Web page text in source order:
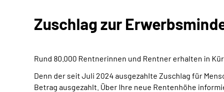
Zuschlag zur
Rund 80.000 Rentnerinnen und Rentner erhalten in
Denn der seit Juli 2024 ausgezahlte Zuschlag für
Betrag ausgezahlt. Über Ihre neue Rentenhöhe